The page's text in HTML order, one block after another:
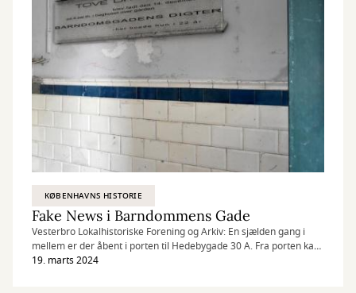
KØBENHAVNS HISTORIE
Fake News i Barndommens Gade
Vesterbro Lokalhistoriske Forening og Arkiv: En sjælden gang i
mellem er der åbent i porten til Hedebygade 30 A. Fra porten kan
man komme til baghuset, hvor Tove Ditlevsen havde sin barndom
19. marts 2024